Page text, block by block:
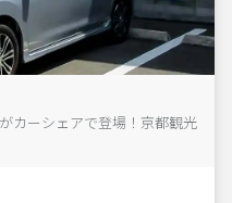
カーシェアで登場！京都観光